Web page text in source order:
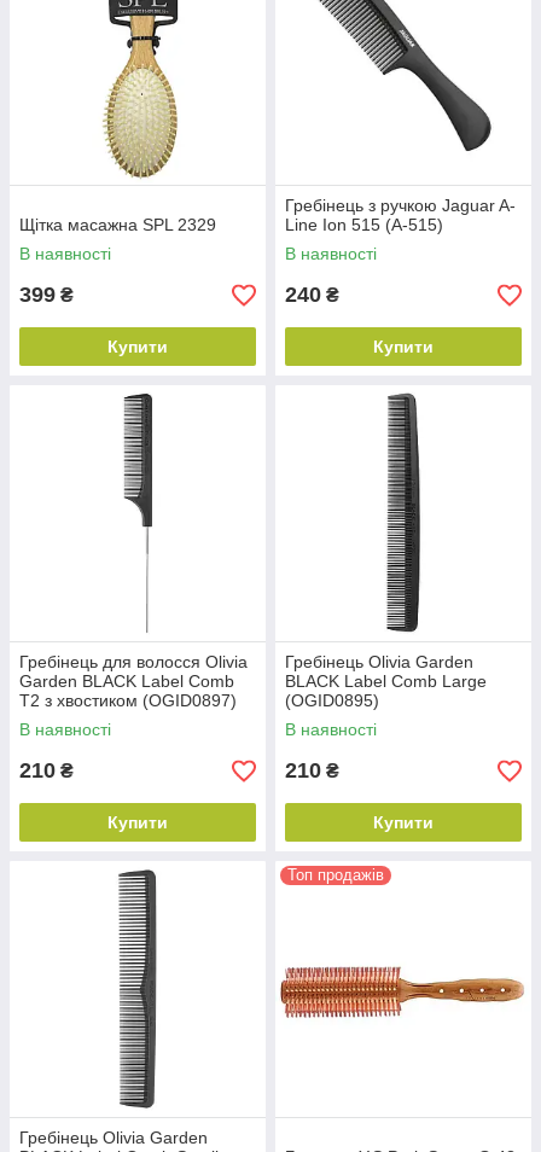
Щітка масажна SPL 2329
В наявності
399 ₴
Купити
Гребінець з ручкою Jaguar A-
Line Ion 515 (A-515)
В наявності
240 ₴
Купити
Гребінець для волосся Olivia
Garden BLACK Label Comb
T2 з хвостиком (OGID0897)
В наявності
210 ₴
Купити
Гребінець Olivia Garden
BLACK Label Comb Large
(OGID0895)
В наявності
210 ₴
Купити
Гребінець Olivia Garden
Топ продажів